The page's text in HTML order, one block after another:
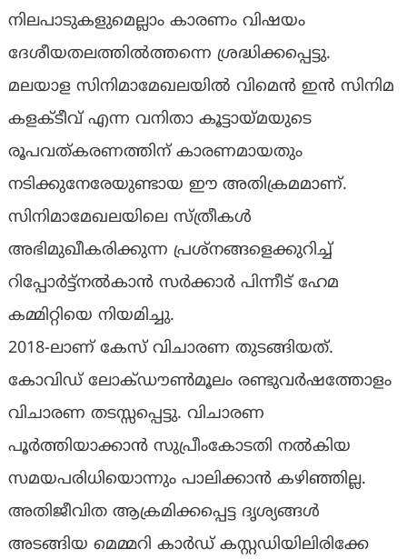
നിലപാടുകളുമെല്ലാം കാരണം വിഷയം
ദേശീയതലത്തില്‍ത്തന്നെ ശ്രദ്ധിക്കപ്പെട്ടു.
മലയാള സിനിമാമേഖലയില്‍ വിമെന്‍ ഇന്‍ സിനിമ
കളക്ടീവ് എന്ന വനിതാ കൂട്ടായ്മയുടെ
രൂപവത്കരണത്തിന് കാരണമായതും
നടിക്കുനേരേയുണ്ടായ ഈ അതിക്രമമാണ്.
സിനിമാമേഖലയിലെ സ്ത്രീകള്‍
അഭിമുഖീകരിക്കുന്ന പ്രശ്‌നങ്ങളെക്കുറിച്ച്
റിപ്പോര്‍ട്ട്‌നല്‍കാന്‍ സര്‍ക്കാര്‍ പിന്നീട് ഹേമ
കമ്മിറ്റിയെ നിയമിച്ചു.
2018-ലാണ് കേസ് വിചാരണ തുടങ്ങിയത്.
കോവിഡ് ലോക്ഡൗണ്‍മൂലം രണ്ടുവര്‍ഷത്തോളം
വിചാരണ തടസ്സപ്പെട്ടു. വിചാരണ
പൂര്‍ത്തിയാക്കാന്‍ സുപ്രീംകോടതി നല്‍കിയ
സമയപരിധിയൊന്നും പാലിക്കാന്‍ കഴിഞ്ഞില്ല.
അതിജീവിത ആക്രമിക്കപ്പെട്ട ദൃശ്യങ്ങള്‍
അടങ്ങിയ മെമ്മറി കാര്‍ഡ് കസ്റ്റഡിയിലിരിക്കേ